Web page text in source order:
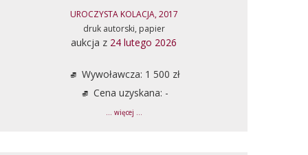
UROCZYSTA KOLACJA, 2017
druk autorski, papier
aukcja z 24 lutego 2026
Wywoławcza: 1 500 zł
Cena uzyskana: -
... więcej ...